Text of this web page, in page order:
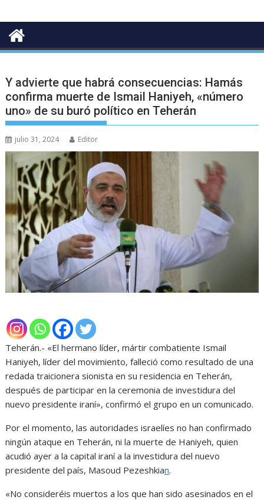
Y advierte que habrá consecuencias: Hamás
confirma muerte de Ismail Haniyeh, «número
uno» de su buró político en Teherán
julio 31, 2024 Editor
Teherán.- «El hermano líder, mártir combatiente Ismail
Haniyeh, líder del movimiento, falleció como resultado de una
redada traicionera sionista en su residencia en Teherán,
después de participar en la ceremonia de investidura del
nuevo presidente iraní», confirmó el grupo en un comunicado.
Por el momento, las autoridades israelíes no han confirmado
ningún ataque en Teherán, ni la muerte de Haniyeh, quien
acudió ayer a la capital iraní a la investidura del nuevo
presidente del país, Masoud Pezeshkian.
«No consideréis muertos a los que han sido asesinados en el